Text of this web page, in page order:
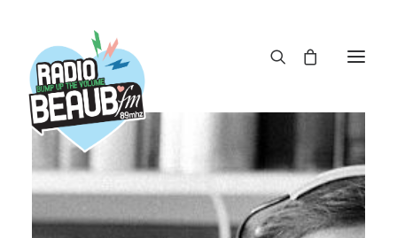
REPLAY
ÉMISSIONS